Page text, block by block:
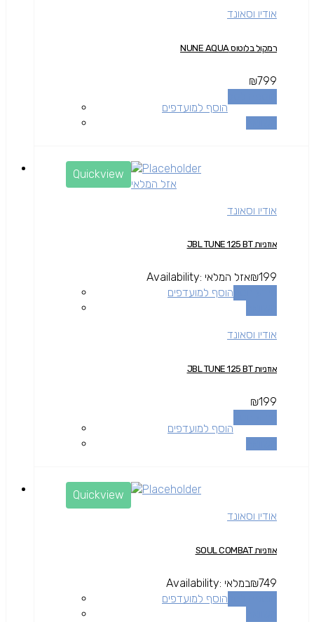
אודיו וסאונד
רמקול בלוטוס NUNE AQUA
₪799
הוסף למועדפים
Quickview
אזל המלאי
אודיו וסאונד
אוזניות JBL TUNE 125 BT
₪199
Availability: אזל המלאי
הוסף למועדפים
אודיו וסאונד
אוזניות JBL TUNE 125 BT
₪199
הוסף למועדפים
Quickview
אודיו וסאונד
אוזניות SOUL COMBAT
₪749
Availability: במלאי
הוסף למועדפים